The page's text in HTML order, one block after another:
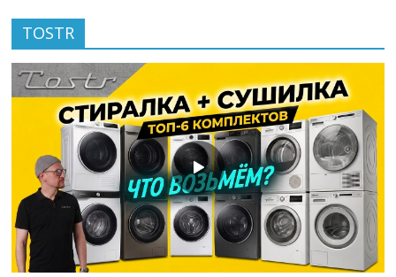
TOSTR